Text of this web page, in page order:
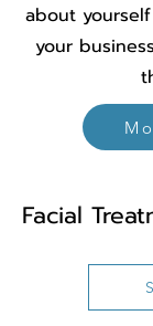
about
your
Facial